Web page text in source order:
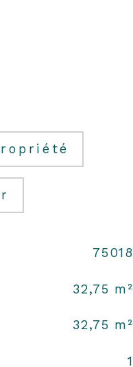
75018
32,75 m²
32,75 m²
1